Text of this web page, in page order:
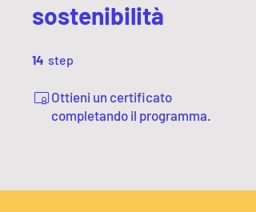
sostenibilità
14 step
Ottieni un certificato
completando il programma.